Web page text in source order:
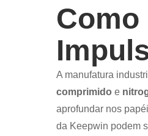
A manufatura
comprimido e
aprofundar nos
da Keepwin podem